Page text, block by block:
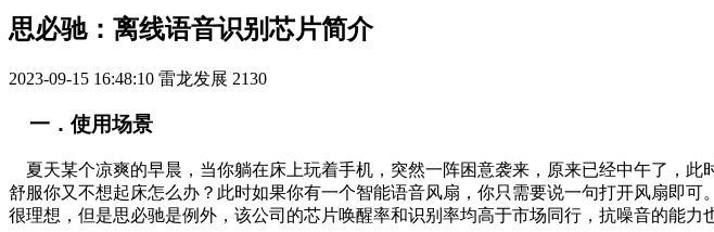
思必驰：离线语音识别芯片简介
2023-09-15 16:48:10 雷龙发展 2130
一．使用场景
夏天某个凉爽的早晨，当你躺在床上玩着手机，突然一阵困意袭来，原来已经中午了，
舒服你又不想起床怎么办？此时如果你有一个智能语音风扇，你只需要说一句打开风扇即
很理想，但是思必驰是例外，该公司的芯片唤醒率和识别率均高于市场同行，抗噪音的能力